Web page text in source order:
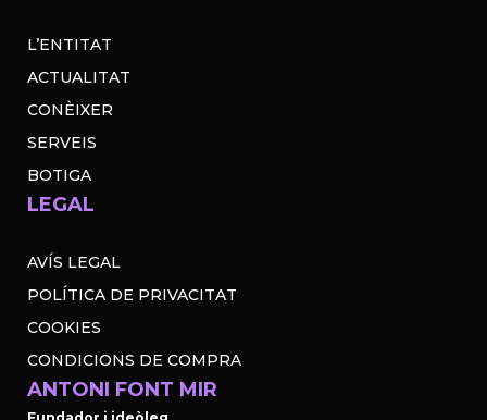
L’ENTITAT
ACTUALITAT
CONÈIXER
SERVEIS
BOTIGA
LEGAL
AVÍS LEGAL
POLÍTICA DE PRIVACITAT
COOKIES
CONDICIONS DE COMPRA
ANTONI FONT MIR